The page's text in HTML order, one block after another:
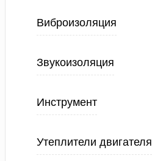
Виброизоляция
Звукоизоляция
Инструмент
Утеплители двигателя